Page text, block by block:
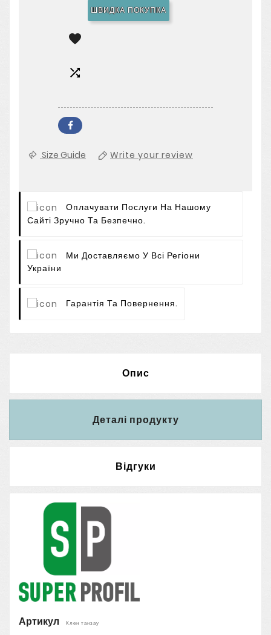
ШВИДКА ПОКУПКА


Size Guide Write your review
Оплачувати Послуги На Нашому
Сайті Зручно Та Безпечно.
Ми Доставляємо У Всі Регіони
України
Гарантія Та Повернення.
Опис
Деталі продукту
Відгуки
Артикул Клен танзау